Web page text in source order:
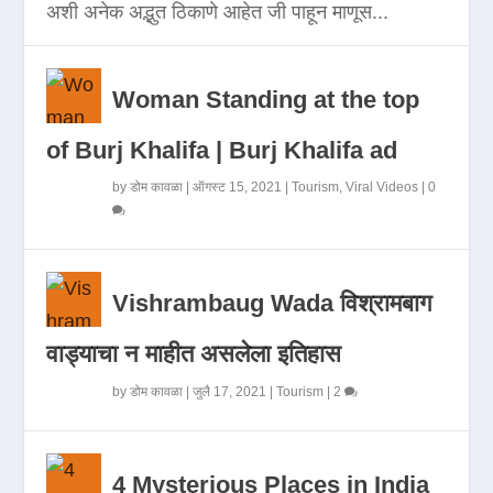
अशी अनेक अद्भुत ठिकाणे आहेत जी पाहून माणूस...
Woman Standing at the top
of Burj Khalifa | Burj Khalifa ad
byडोम कावळा |ऑगस्ट 15, 2021 |Tourism ,Viral Videos |0
Vishrambaug Wada विश्रामबाग
वाड्याचा न माहीत असलेला इतिहास
byडोम कावळा |जुलै 17, 2021 |Tourism | 2
4 Mysterious Places in India